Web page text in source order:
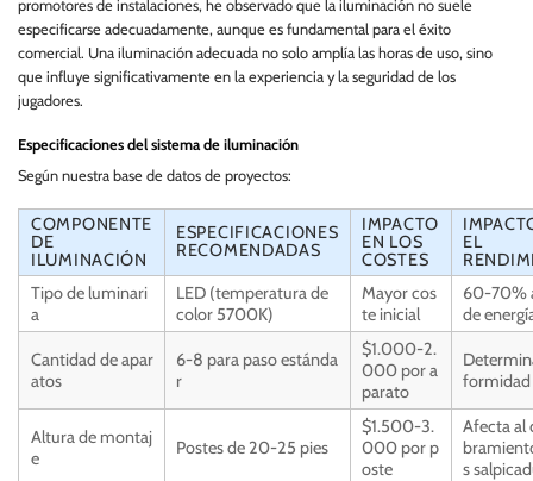
promotores de instalaciones, he observado que la iluminación no suele
especificarse adecuadamente, aunque es fundamental para el éxito
comercial. Una iluminación adecuada no solo amplía las horas de uso, sino
que influye significativamente en la experiencia y la seguridad de los
jugadores.
Especificaciones del sistema de iluminación
Según nuestra base de datos de proyectos:
COMPONENTE
DE
ILUMINACIÓN
ESPECIFICACIONES
RECOMENDADAS
IMPACTO
EN LOS
COSTES
EL
Tipo de luminari
a
LED (temperatura de
color 5700K)
Mayor cos
te inicial
60-70%
de
Cantidad de apar
atos
6-8 para paso estánda
r
$1.000-2.
000 por a
parato
formidad
Altura de montaj
e
Postes de 20-25 pies
$1.500-3.
000 por p
oste
Afecta al
s